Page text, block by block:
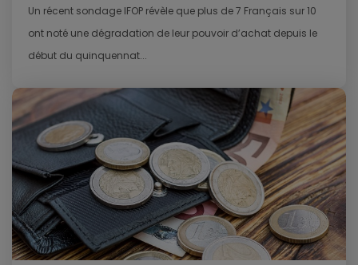
Un récent sondage IFOP révèle que plus de 7 Français sur 10
ont noté une dégradation de leur pouvoir d’achat depuis le
début du quinquennat...